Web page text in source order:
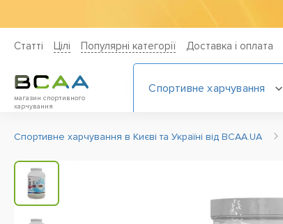
Статті Цiлi Популярні категорії Доставка і оплата
магазин спортивного
харчування
Спортивне харчування
Спортивне харчування в Києві та Україні від BCAA.UA